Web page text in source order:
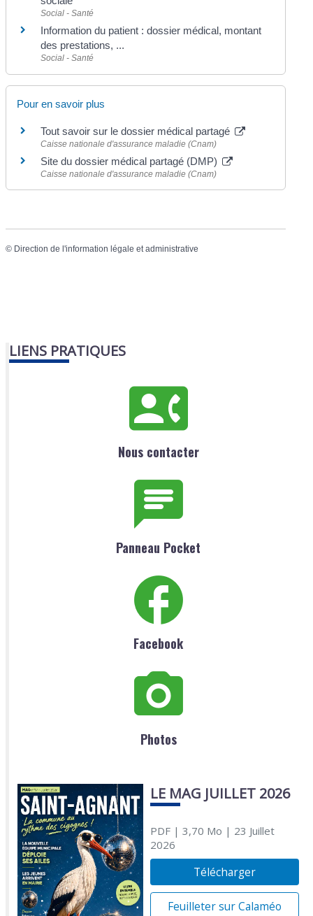
Social - Santé
Information du patient : dossier médical, montant
des prestations, ...
Social - Santé
Pour en savoir plus
Tout savoir sur le dossier médical partagé
Caisse nationale d'assurance maladie (Cnam)
Site du dossier médical partagé (DMP)
Caisse nationale d'assurance maladie (Cnam)
© Direction de l'information légale et administrative
LIENS PRATIQUES
Nous contacter
Panneau Pocket
Facebook
Photos
LE MAG JUILLET 2026
PDF| 3,70 Mo | 23 Juillet
2026
Télécharger
Feuilleter sur Calaméo